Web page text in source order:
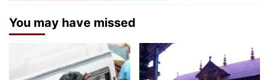
You may have missed